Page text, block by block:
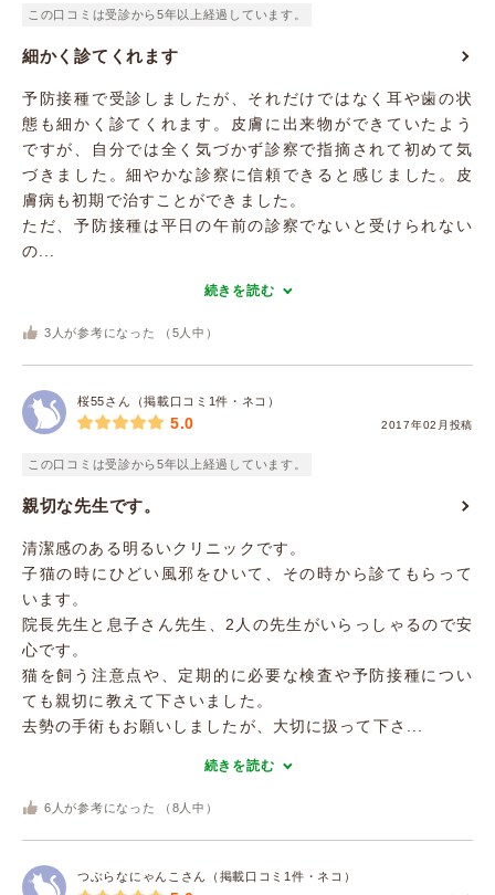
この口コミは受診から5年以上経過しています。
細かく診てくれます
予防接種で受診しましたが、それだけではなく耳や歯の状
態も細かく診てくれます。皮膚に出来物ができていたよう
ですが、自分では全く気づかず診察で指摘されて初めて気
づきました。細やかな診察に信頼できると感じました。皮
膚病も初期で治すことができました。
ただ、予防接種は平日の午前の診察でないと受けられない
の...
続きを読む
3 人が参考になった （ 5 人中）
桜55さん（掲載口コミ1件・ネコ）
2017年02月投稿
5.0
この口コミは受診から5年以上経過しています。
親切な先生です。
清潔感のある明るいクリニックです。
子猫の時にひどい風邪をひいて、その時から診てもらって
います。
院長先生と息子さん先生、2人の先生がいらっしゃるので安
心です。
猫を飼う注意点や、定期的に必要な検査や予防接種につい
ても親切に教えて下さいました。
去勢の手術もお願いしましたが、大切に扱って下さ...
続きを読む
6 人が参考になった （ 8 人中）
つぶらなにゃんこさん（掲載口コミ1件・ネコ）